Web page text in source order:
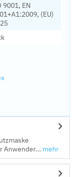
9001, EN
(EU)
Anwender... mehr